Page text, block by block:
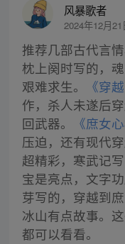
风暴歌者
2024年12月
推荐几部古代言情
枕上阕时写的，
艰难求生。
《穿
作，杀人未遂后
回武器。
《庶女
压迫，还有现代穿
超精彩，寒武记
宝是亮点，文字功
芽写的，穿越到
冰山有点故事。
都可以看看。